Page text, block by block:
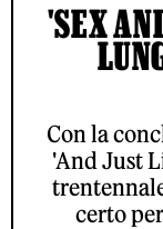
'SEX
Con la
'And Just
certo